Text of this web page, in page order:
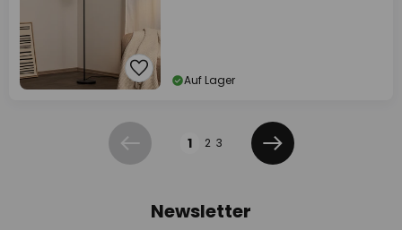
Auf Lager
Zurück 1 2 3
Weiter
Newsletter